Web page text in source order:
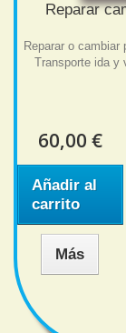
Reparar
Reparar o cambiar
Transporte ida y
60,00 €
Añadir al
carrito
Más